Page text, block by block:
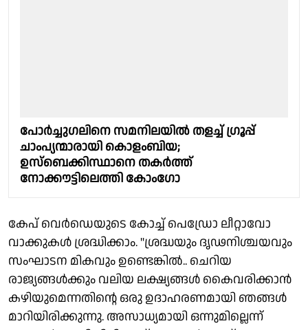
പോർച്ചുഗലിനെ സമനിലയിൽ തളച്ച് ഗ്രൂപ്പ്
ചാംപ്യന്മാരായി കൊളംബിയ;
ഉസ്ബെക്കിസ്ഥാനെ തകർത്ത്
നോക്കൗട്ടിലെത്തി കോംഗോ
കേപ് വെർഡെയുടെ കോച്ച് പെഡ്രോ ലീറ്റാവോ
വാക്കുകൾ ശ്രദ്ധിക്കാം. "ശ്രദ്ധയും ദൃഢനിശ്ചയവും
സംഘാടന മികവും ഉണ്ടെങ്കിൽ.. ചെറിയ
രാജ്യങ്ങൾക്കും വലിയ ലക്ഷ്യങ്ങൾ കൈവരിക്കാൻ
കഴിയുമെന്നതിൻ്റെ ഒരു ഉദാഹരണമായി ഞങ്ങൾ
മാറിയിരിക്കുന്നു. അസാധ്യമായി ഒന്നുമില്ലെന്ന്